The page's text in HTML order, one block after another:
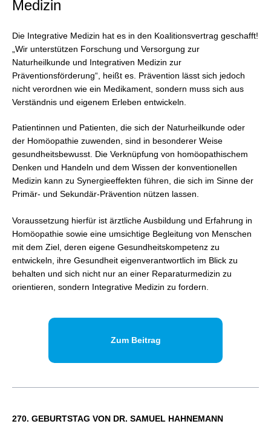
Medizin
Die Integrative Medizin hat es in den Koalitionsvertrag geschafft!
„Wir unterstützen Forschung und Versorgung zur
Naturheilkunde und Integrativen Medizin zur
Präventionsförderung“, heißt es. Prävention lässt sich jedoch
nicht verordnen wie ein Medikament, sondern muss sich aus
Verständnis und eigenem Erleben entwickeln.
Patientinnen und Patienten, die sich der Naturheilkunde oder
der Homöopathie zuwenden, sind in besonderer Weise
gesundheitsbewusst. Die Verknüpfung von homöopathischem
Denken und Handeln und dem Wissen der konventionellen
Medizin kann zu Synergieeffekten führen, die sich im Sinne der
Primär- und Sekundär-Prävention nützen lassen.
Voraussetzung hierfür ist ärztliche Ausbildung und Erfahrung in
Homöopathie sowie eine umsichtige Begleitung von Menschen
mit dem Ziel, deren eigene Gesundheitskompetenz zu
entwickeln, ihre Gesundheit eigenverantwortlich im Blick zu
behalten und sich nicht nur an einer Reparaturmedizin zu
orientieren, sondern Integrative Medizin zu fordern.
Zum Beitrag
270. GEBURTSTAG VON DR. SAMUEL HAHNEMANN